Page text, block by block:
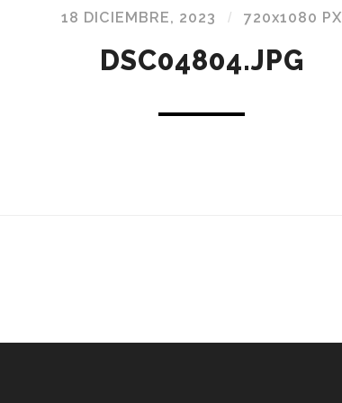
18 DICIEMBRE, 2023 / 720x1080 PX
DSC04804.JPG